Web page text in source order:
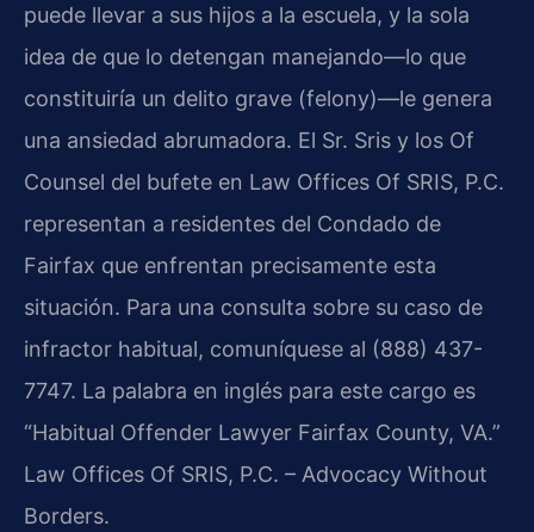
puede llevar a sus hijos a la escuela, y la sola
idea de que lo detengan manejando—lo que
constituiría un delito grave (felony)—le genera
una ansiedad abrumadora. El Sr. Sris y los Of
Counsel del bufete en Law Offices Of SRIS, P.C.
representan a residentes del Condado de
Fairfax que enfrentan precisamente esta
situación. Para una consulta sobre su caso de
infractor habitual, comuníquese al (888) 437-
7747. La palabra en inglés para este cargo es
“Habitual Offender Lawyer Fairfax County, VA.”
Law Offices Of SRIS, P.C. – Advocacy Without
Borders.